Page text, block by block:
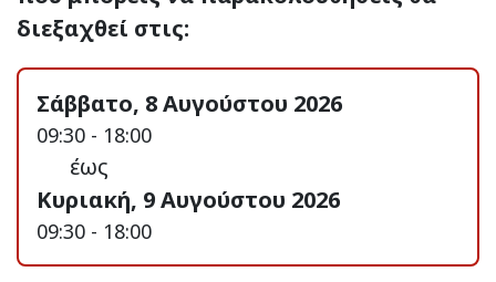
διεξαχθεί στις:
Σάββατο, 8 Αυγούστου 2026
09:30 - 18:00
έως
Κυριακή, 9 Αυγούστου 2026
09:30 - 18:00